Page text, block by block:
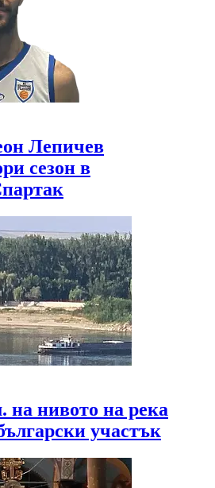
Лепичев
сезон в
на нивото на река
участък